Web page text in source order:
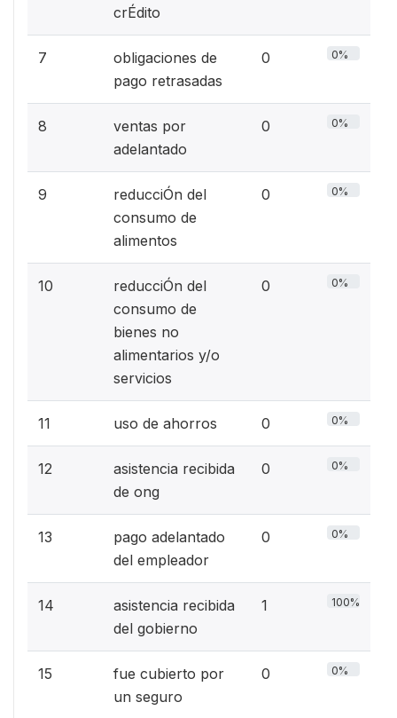
crÉdito
7
obligaciones de
pago retrasadas
0 0%
8
ventas por
adelantado
0 0%
9
reducciÓn del
consumo de
alimentos
0 0%
10
reducciÓn del
consumo de
bienes no
alimentarios y/o
servicios
0 0%
11 uso de ahorros 0 0%
12
asistencia recibida
de ong
0 0%
13
pago adelantado
del empleador
0 0%
14
asistencia recibida
del gobierno
1 100%
15
fue cubierto por
un seguro
0 0%